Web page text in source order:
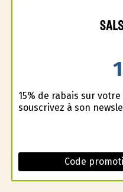
15% de rabais sur
souscrivez à son
Code